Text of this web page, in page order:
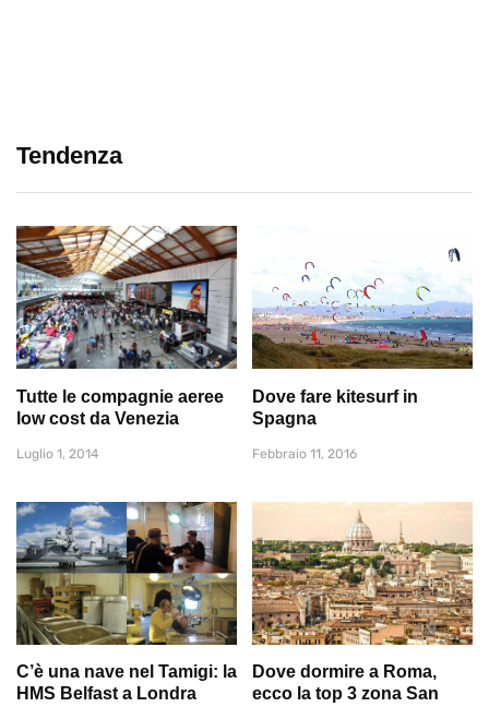
Tendenza
Tutte le compagnie aeree
low cost da Venezia
Luglio 1, 2014
Dove fare kitesurf in
Spagna
Febbraio 11, 2016
C’è una nave nel Tamigi: la
HMS Belfast a Londra
Dove dormire a Roma,
ecco la top 3 zona San